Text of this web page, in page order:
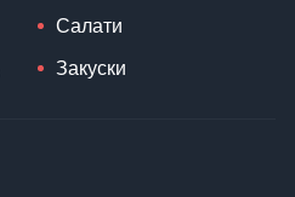
Салати
Закуски